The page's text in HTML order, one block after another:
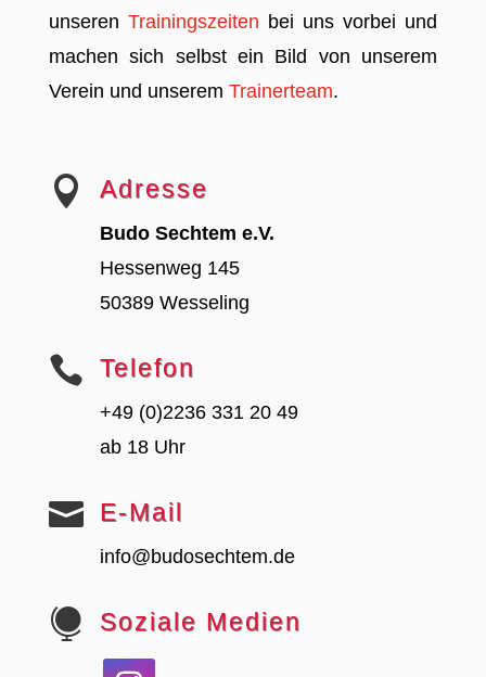
unseren Trainingszeiten bei uns vorbei und
machen sich selbst ein Bild von unserem
Verein und unserem Trainerteam.
 Adresse
Budo Sechtem e.V.
Hessenweg 145
50389 Wesseling
 Telefon
+49 (0)2236 331 20 49
ab 18 Uhr
 E-Mail
info@budosechtem.de
 Soziale Medien